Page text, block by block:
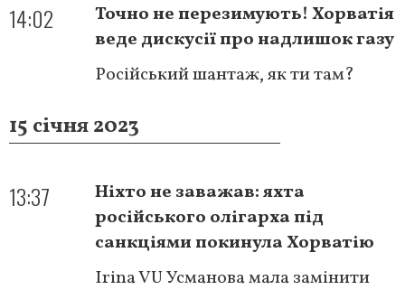
14:02
Точно не перезимують! Хорватія
веде дискусії про надлишок газу
Російський шантаж, як ти там?
15 січня 2023
13:37
Ніхто не заважав: яхта
російського олігарха під
санкціями покинула Хорватію
Irina VU Усманова мала замінити